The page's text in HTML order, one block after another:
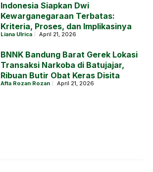
Indonesia Siapkan Dwi
Kewarganegaraan Terbatas:
Kriteria, Proses, dan Implikasinya
Liana Ulrica April 21, 2026
BNNK Bandung Barat Gerek Lokasi
Transaksi Narkoba di Batujajar,
Ribuan Butir Obat Keras Disita
Afta Rozan Rozan April 21, 2026